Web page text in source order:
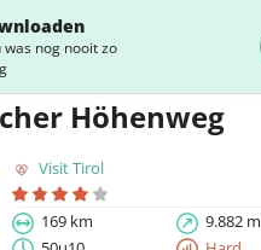
was nog nooit zo
Höhenweg
Visit Tirol
169 km
9.882 m